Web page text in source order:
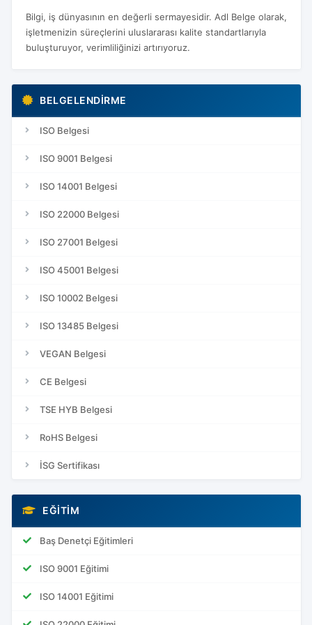
Bilgi, iş dünyasının en değerli sermayesidir. Adl Belge olarak,
işletmenizin süreçlerini uluslararası kalite standartlarıyla
buluşturuyor, verimliliğinizi artırıyoruz.
BELGELENDIRME
ISO Belgesi
ISO 9001 Belgesi
ISO 14001 Belgesi
ISO 22000 Belgesi
ISO 27001 Belgesi
ISO 45001 Belgesi
ISO 10002 Belgesi
ISO 13485 Belgesi
VEGAN Belgesi
CE Belgesi
TSE HYB Belgesi
RoHS Belgesi
İSG Sertifikası
EĞITIM
Baş Denetçi Eğitimleri
ISO 9001 Eğitimi
ISO 14001 Eğitimi